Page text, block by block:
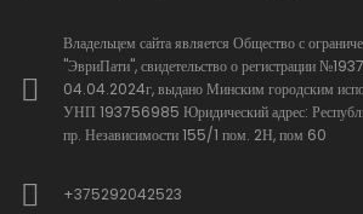
Владельцем сайта является Общество с
"ЭвриПати", свидетельство о регистрации
04.04.2024г, выдано Минским городским
УНП 193756985 Юридический адрес:
пр. Независимости 155/1 пом. 2Н, пом 60
+375292042523